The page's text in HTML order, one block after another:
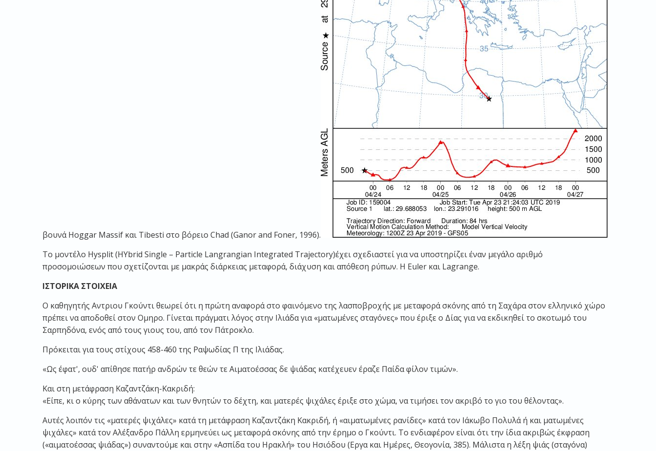
βουνά Hoggar Massif και Tibesti στο βόρειο Chad (Ganor and Foner, 1996).
Το μοντέλο Hysplit (HYbrid Single – Particle Langrangian Integrated Trajectory)έχει σχεδιαστεί για να υποστηρίζει έναν μεγάλο αριθμό
προσομοιώσεων που σχετίζονται με μακράς διάρκειας μεταφορά, διάχυση και απόθεση ρύπων. Η Euler και Lagrange.
ΙΣΤΟΡΙΚΑ ΣΤΟΙΧΕΙΑ
Ο καθηγητής Αντριου Γκούντι θεωρεί ότι η πρώτη αναφορά στο φαινόμενο της λασποβροχής με μεταφορά σκόνης από τη Σαχάρα στον ελληνικό χώρο
πρέπει να αποδοθεί στον Ομηρο. Γίνεται πράγματι λόγος στην Ιλιάδα για «ματωμένες σταγόνες» που έριξε ο Δίας για να εκδικηθεί το σκοτωμό του
Σαρπηδόνα, ενός από τους γιους του, από τον Πάτροκλο.
Πρόκειται για τους στίχους 458-460 της Ραψωδίας Π της Ιλιάδας.
«Ως έφατ', ουδ' απίθησε πατήρ ανδρών τε θεών τε Αιματοέσσας δε ψιάδας κατέχευεν έραζε Παίδα φίλον τιμών».
Και στη μετάφραση Καζαντζάκη-Κακριδή:
«Είπε, κι ο κύρης των αθάνατων και των θνητών το δέχτη, και ματερές ψιχάλες έριξε στο χώμα, να τιμήσει τον ακριβό το γιο του θέλοντας».
Αυτές λοιπόν τις «ματερές ψιχάλες» κατά τη μετάφραση Καζαντζάκη Κακριδή, ή «αιματωμένες ρανίδες» κατά τον Ιάκωβο Πολυλά ή και ματωμένες
ψιχάλες» κατά τον Αλέξανδρο Πάλλη ερμηνεύει ως μεταφορά σκόνης από την έρημο ο Γκούντι. Το ενδιαφέρον είναι ότι την ίδια ακριβώς έκφραση
(«αιματοέσσας ψιάδας») συναντούμε και στην «Ασπίδα του Ηρακλή» του Ησιόδου (Εργα και Ημέρες, Θεογονία, 385). Μάλιστα η λέξη ψιάς (σταγόνα)